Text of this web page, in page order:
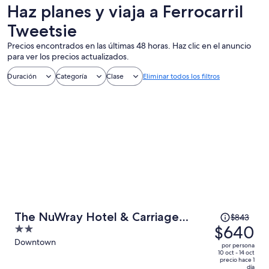
Haz planes y viaja a Ferrocarril
Tweetsie
Precios encontrados en las últimas 48 horas. Haz clic en el anuncio
para ver los precios actualizados.
Duración Categoría Clase Eliminar todos los filtros
The NuWray Hotel & Carriage
House
2
out
Downtown
El
precio
era
de
$843
$843
$640
por persona
10 oct - 14 oct
precio hace 1
día